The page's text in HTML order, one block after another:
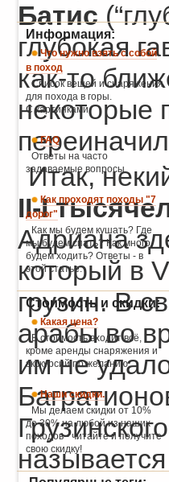
Батис
глубокая
как-то
некоторые
Итак,
II-I
Адриана
который в
грузин. В
арабы во
им не
Информация:
Что нужно взять с собой
в поход
Список вещей и снаряжения
для похода в горы.
С картинками.
FAQ
Ответы на часто
задаваемые вопросы
Как проходят походы "7
дорог"
Как мы будем кушать? Где
мы будем спать? Как много
будем ходить? Ответы - в
этой статье.
Стоимость и скидки:
Какая цена?
В стоимость входит всё,
кроме аренды снаряжения и
экскурсий по желанию.
Наши скидки.
Мы делаем скидки от 10%
до 30% на любой из наших
походов - читайте и получите
свою скидку!